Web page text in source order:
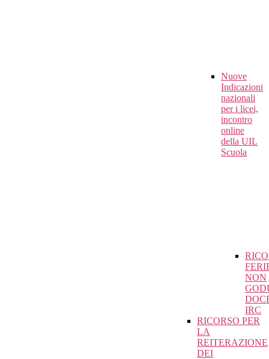
Nuove
Indicazioni
nazionali
per i licei,
incontro
online
della UIL
Scuola
NON
IRC
RICORSO PER
LA
REITERAZIONE
DEI